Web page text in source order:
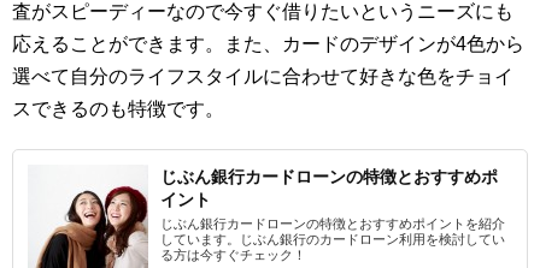
査がスピーディーなので今すぐ借りたいというニーズにも
応えることができます。また、カードのデザインが4色から
選べて自分のライフスタイルに合わせて好きな色をチョイ
スできるのも特徴です。
じぶん銀行カードローンの特徴とおすすめポ
イント
じぶん銀行カードローンの特徴とおすすめポイントを紹介
しています。じぶん銀行のカードローン利用を検討してい
る方は今すぐチェック！